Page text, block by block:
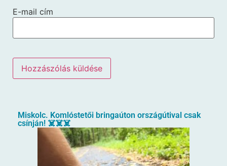
E-mail cím
Miskolc. Komlóstetői bringaúton országútival csak
csínján! ☠️☠️☠️